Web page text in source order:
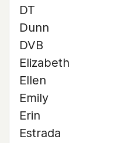
DT
Dunn
DVB
Elizabeth
Ellen
Emily
Erin
Estrada